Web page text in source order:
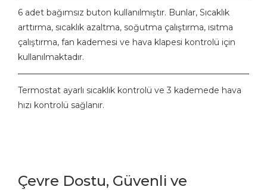
6 adet bağımsız buton kullanılmıştır. Bunlar, Sıcaklık
arttırma, sıcaklık azaltma, soğutma çalıştırma, ısıtma
çalıştırma, fan kademesi ve hava klapesi kontrolü için
kullanılmaktadır.
Termostat ayarlı sıcaklık kontrolü ve 3 kademede hava
hızı kontrolü sağlanır.
Çevre Dostu, Güvenli ve